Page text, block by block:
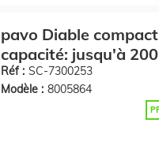
pavo Diable
capacité: jusqu'à
Réf : SC-7300253
Modèle : 8005864